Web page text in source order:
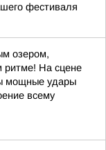
фестиваля
озером,
ритме! На сцене
мощные удары
всему